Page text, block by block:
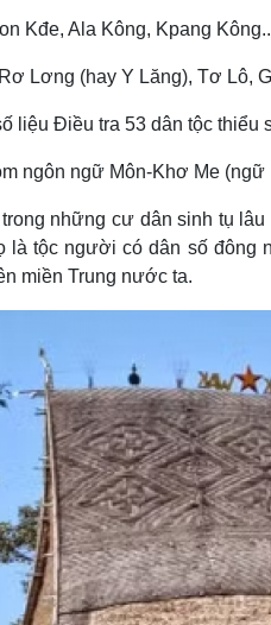
Kđe, Ala Kông, Kpang
Lơng (hay Y Lăng), Tơ Lô,
liệu Điều tra 53 dân tộc thiểu
ngôn ngữ Môn-Khơ Me (ngữ
những cư dân sinh tụ
là tộc người có dân số đông
miền Trung nước ta.